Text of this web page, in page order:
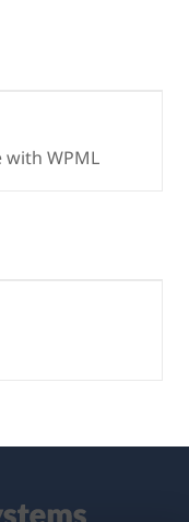
WPML